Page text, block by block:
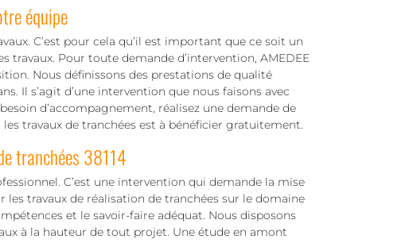
équipe
C’est pour cela qu’il est important que ce soit un
travaux. Pour toute demande d’intervention, AMEDEE
Nous définissons des prestations de qualité
Il s’agit d’une intervention que nous faisons avec
d’accompagnement, réalisez une demande de
travaux de tranchées est à bénéficier gratuitement.
tranchées 38114
C’est une intervention qui demande la mise
les travaux de réalisation de tranchées sur le domaine
et le savoir-faire adéquat. Nous disposons
à la hauteur de tout projet. Une étude en amont